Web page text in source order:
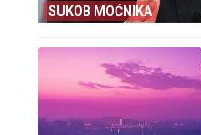
SUKOB MOĆNIKA